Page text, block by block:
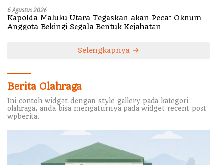
6 Agustus 2026
Kapolda Maluku Utara Tegaskan akan Pecat Oknum
Anggota Bekingi Segala Bentuk Kejahatan
Selengkapnya
Berita Olahraga
Ini contoh widget dengan style gallery pada kategori
olahraga, anda bisa mengaturnya pada widget recent post
wpberita.